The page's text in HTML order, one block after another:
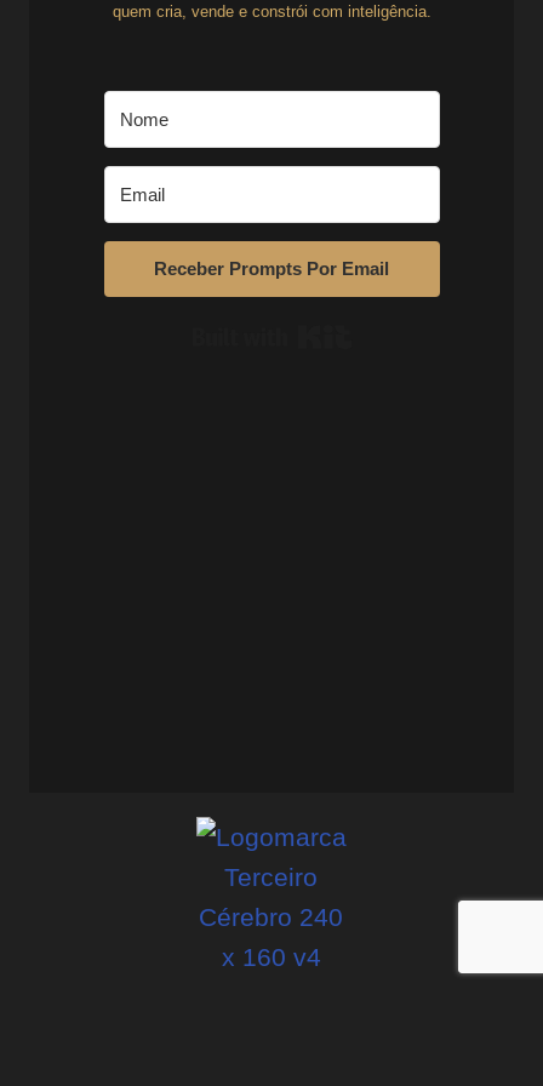
quem cria, vende e constrói com inteligência.
Receber Prompts Por Email